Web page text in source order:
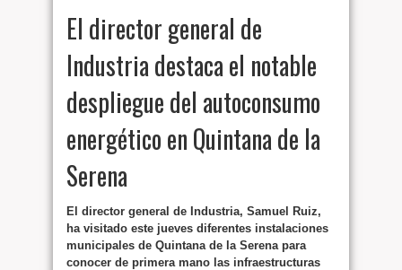
El director general de
Industria destaca el notable
despliegue del autoconsumo
energético en Quintana de la
Serena
El director general de Industria, Samuel Ruiz,
ha visitado este jueves diferentes instalaciones
municipales de Quintana de la Serena para
conocer de primera mano las infraestructuras